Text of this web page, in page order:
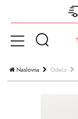
Naslovna Odeća